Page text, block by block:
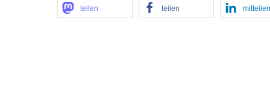
teilen teilen mitteilen